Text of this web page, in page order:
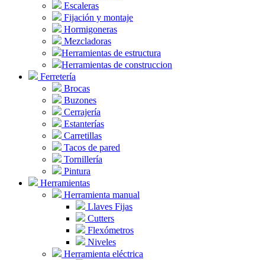
Escaleras
Fijación y montaje
Hormigoneras
Mezcladoras
Herramientas de estructura
Herramientas de construccion
Ferretería
Brocas
Buzones
Cerrajería
Estanterías
Carretillas
Tacos de pared
Tornillería
Pintura
Herramientas
Herramienta manual
Llaves Fijas
Cutters
Flexómetros
Niveles
Herramienta eléctrica